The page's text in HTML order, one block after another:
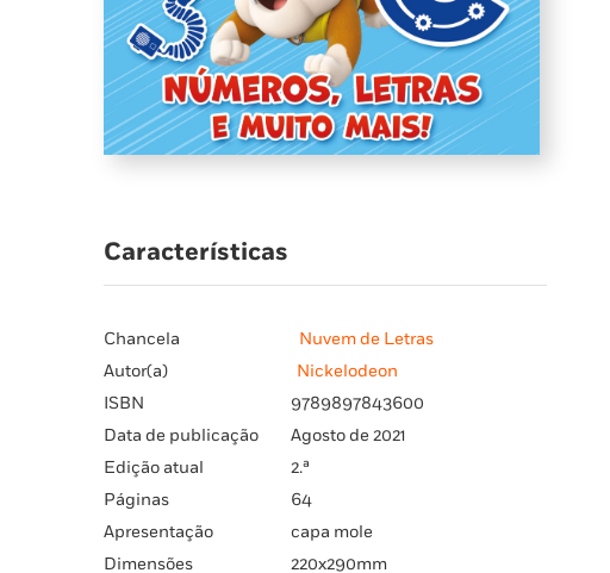
Características
Chancela
Nuvem de Letras
Autor(a)
Nickelodeon
ISBN
9789897843600
Data de publicação
Agosto de 2021
Edição atual
2.ª
Páginas
64
Apresentação
capa mole
Dimensões
220x290mm